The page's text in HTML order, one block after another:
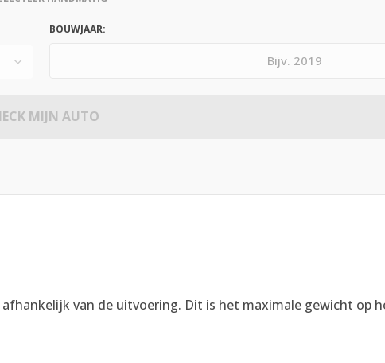
BOUWJAAR:
MIJN AUTO
afhankelijk van de uitvoering. Dit is het maximale gewicht op